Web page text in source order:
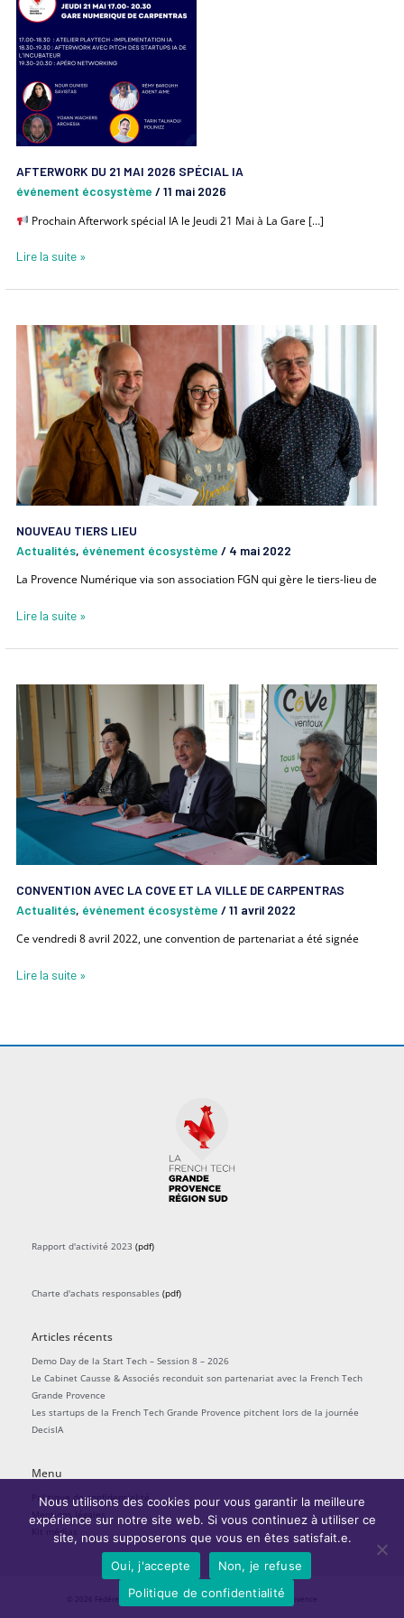
AFTERWORK DU 21 MAI 2026 SPÉCIAL IA
événement écosystème /11 mai 2026
Prochain Afterwork spécial IA le Jeudi 21 Mai à La Gare […]
21
Mai
2026
spécial
Lire la suite »
NOUVEAU TIERS LIEU
Actualités, événement écosystème / 4 mai 2022
La Provence Numérique via son association FGN qui gère le tiers-lieu de
NOUVEAU
TIERS
LIEU
Lire la suite »
CONVENTION AVEC LA COVE ET LA VILLE DE CARPENTRAS
Actualités, événement écosystème /11 avril 2022
Ce vendredi 8 avril 2022, une convention de partenariat a été signée
Convention
avec
La
CoVe
et
la
ville
Carpentras
Lire la suite »
Rapport d'activité 2023 (pdf)
Charte d'achats responsables (pdf)
Articles récents
Demo Day de la Start Tech – Session 8 – 2026
Le Cabinet Causse & Associés reconduit son partenariat avec la French Tech
Grande Provence
Les startups de la French Tech Grande Provence pitchent lors de la journée
DecisIA
Menu
Politique de confidentialité
Mentions légales
Kit médias
Fédérer l'écosystème startups | La French Tech Grande Provence
Nous utilisons des cookies pour vous garantir la meilleure
expérience sur notre site web. Si vous continuez à utiliser ce
site, nous supposerons que vous en êtes satisfait.e.
Oui, j'accepte
Non, je refuse
Politique de confidentialité